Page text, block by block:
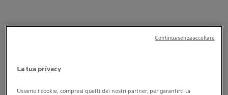
UN PROGETTO A SOSTEGNO DI UN NUOVO OSPEDALE
La tua privacy
Usiamo i cookie, compresi quelli dei nostri partner, per garantirti la
Continua senza accettare